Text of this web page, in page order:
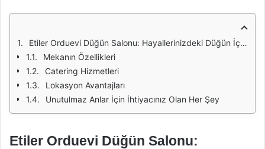
Etiler Orduevi Düğün Salonu: Hayallerinizdeki Düğün İçin İdeal Mekan
Mekanın Özellikleri
Catering Hizmetleri
Lokasyon Avantajları
Unutulmaz Anlar İçin İhtiyacınız Olan Her Şey
Etiler Orduevi Düğün Salonu: